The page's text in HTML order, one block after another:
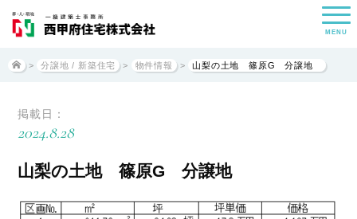
MENU
> 分譲地 / 新築住宅 > 物件情報 > 山梨の土地 篠原G 分譲地
掲載日：
2024.8.28
山梨の土地 篠原G 分譲地